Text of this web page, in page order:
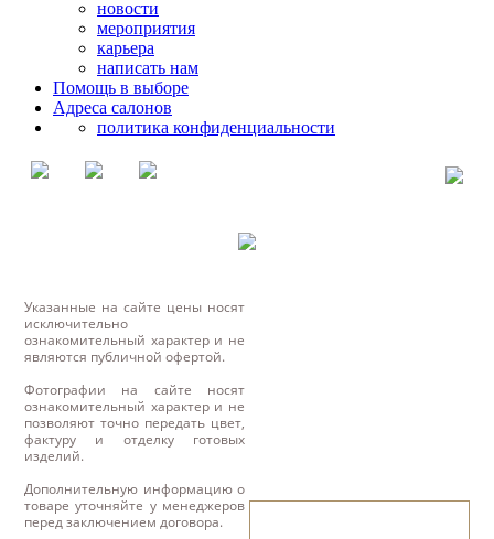
новости
мероприятия
карьера
написать нам
Помощь в выборе
Адреса салонов
политика конфиденциальности
Указанные на сайте цены носят
исключительно
ознакомительный характер и не
являются публичной офертой.
Фотографии на сайте носят
ознакомительный характер и не
позволяют точно передать цвет,
фактуру и отделку готовых
изделий.
Дополнительную информацию о
товаре уточняйте у менеджеров
перед заключением договора.